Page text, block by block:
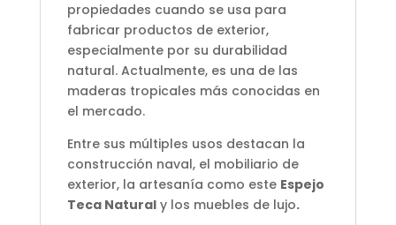
propiedades cuando se usa para
fabricar productos de exterior,
especialmente por su durabilidad
natural. Actualmente, es una de las
maderas tropicales más conocidas en
el mercado.
Entre sus múltiples usos destacan la
construcción naval, el mobiliario de
exterior, la artesanía como este Espejo
Teca Naturaly los muebles de lujo.